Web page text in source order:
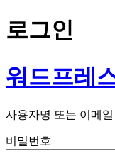
로그인
워드프레
사용자명 또는 이메
비밀번호